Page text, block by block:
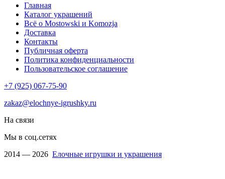
Главная
Каталог украшений
Всё о Mostowski и Komozja
Доставка
Контакты
Публичная оферта
Политика конфиденциальности
Пользовательское соглашение
+7 (925) 067-75-90
zakaz@elochnye-igrushky.ru
На связи
Мы в соц.сетях
2014 — 2026 Елочные игрушки и украшения